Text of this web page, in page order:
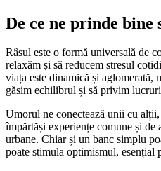
De ce ne prinde bine
Râsul este o formă universală de
relaxăm și să reducem stresul
viața este dinamică și aglomerată,
găsim echilibrul și să privim
Umorul ne conectează unii cu
împărtăși experiențe comune și
urbane. Chiar și un banc simplu
poate stimula optimismul, esențial